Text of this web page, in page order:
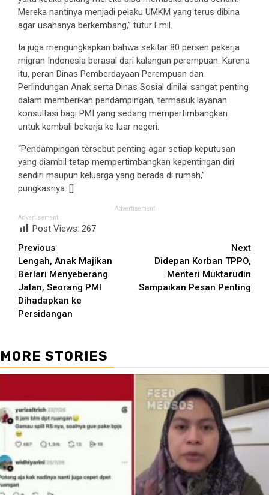
Mereka nantinya menjadi pelaku UMKM yang terus dibina
agar usahanya berkembang,” tutur Emil.
Ia juga mengungkapkan bahwa sekitar 80 persen pekerja
migran Indonesia berasal dari kalangan perempuan. Karena
itu, peran Dinas Pemberdayaan Perempuan dan
Perlindungan Anak serta Dinas Sosial dinilai sangat penting
dalam memberikan pendampingan, termasuk layanan
konsultasi bagi PMI yang sedang mempertimbangkan
untuk kembali bekerja ke luar negeri.
“Pendampingan tersebut penting agar setiap keputusan
yang diambil tetap mempertimbangkan kepentingan diri
sendiri maupun keluarga yang berada di rumah,”
pungkasnya. []
Advertisement
Advertisement
Post Views: 267
Continue
Reading
Previous
Lengah, Anak Majikan
Berlari Menyeberang
Jalan, Seorang PMI
Dihadapkan ke
Persidangan
Next
Didepan Korban TPPO,
Menteri Muktarudin
Sampaikan Pesan Penting
MORE STORIES